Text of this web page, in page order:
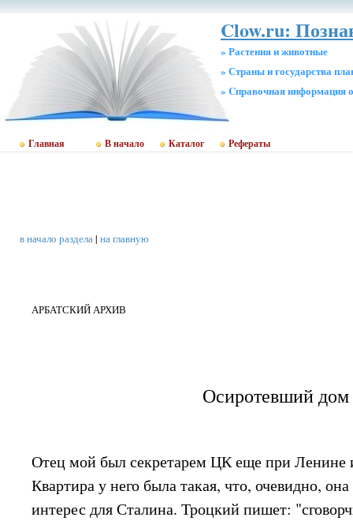
Clow.ru:
» Растения и животные
» Страны и государства
» Cправочная информация
Главная В начало Каталог Рефераты
в начало раздела| на главную
АРБАТСКИЙ АРХИВ
Осиротевший дом
Отец мой был секретарем ЦК еще при Ленине
Квартира у него была такая, что, очевидно,
интерес для Сталина. Троцкий пишет: